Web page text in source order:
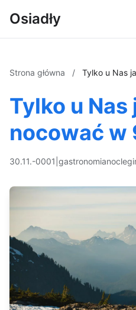
Osiadły
Strona główna / Tylko u Nas
Tylko u Nas
nocować w
30.11.-0001 gastronomianoclegi